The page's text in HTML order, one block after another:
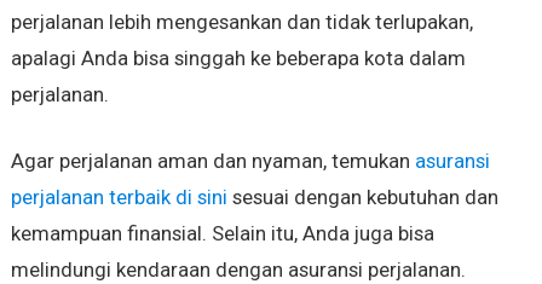
perjalanan lebih mengesankan dan tidak terlupakan,
apalagi Anda bisa singgah ke beberapa kota dalam
perjalanan.
Agar perjalanan aman dan nyaman, temukan asuransi
perjalanan terbaik di sini sesuai dengan kebutuhan dan
kemampuan finansial. Selain itu, Anda juga bisa
melindungi kendaraan dengan asuransi perjalanan.